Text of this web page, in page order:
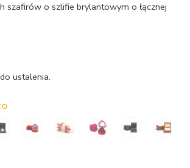
szafirów o szlifie brylantowym o łącznej
ustalenia.